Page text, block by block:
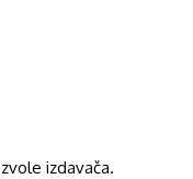
izdavača.